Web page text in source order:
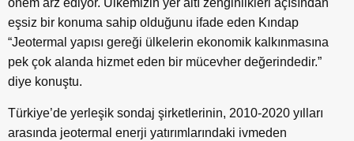
önem arz ediyor. Ülkemizin yer altı zenginlikleri açısından
eşsiz bir konuma sahip olduğunu ifade eden Kındap
“Jeotermal yapısı gereği ülkelerin ekonomik kalkınmasına
pek çok alanda hizmet eden bir mücevher değerindedir.”
diye konuştu.
Türkiye’de yerleşik sondaj şirketlerinin, 2010-2020 yılları
arasında jeotermal enerji yatırımlarındaki ivmeden